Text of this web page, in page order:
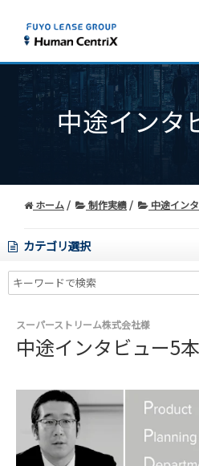
中途インタ
ホーム 制作実績 中途イン
カテゴリ選択
スーパーストリーム株式会社様
中途インタビュー5本